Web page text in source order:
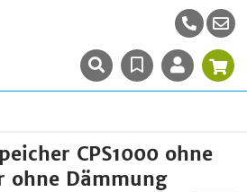
CPS1000 ohne
ohne Dämmung